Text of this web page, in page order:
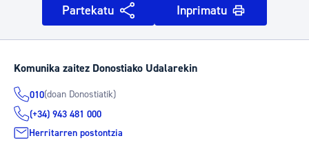
Partekatu Inprimatu
Komunika zaitez Donostiako Udalarekin
010(doan Donostiatik)
(+34) 943 481 000
Herritarren postontzia